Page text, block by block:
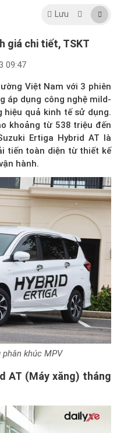
Lưu
giá chi tiết, TSKT
09:47
Việt Nam với 3 phiên
áp dụng công nghệ mild-
quả kinh tế sử dụng.
khoảng từ 538 triệu đến
Ertiga Hybrid AT là
tiến toàn diện từ thiết kế
hành.
khúc MPV
AT (Máy xăng) tháng